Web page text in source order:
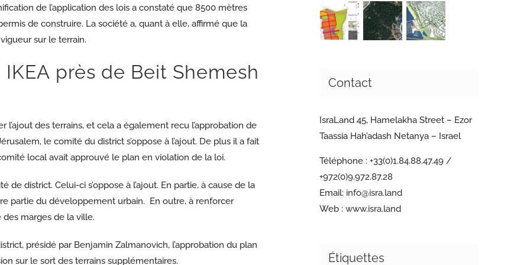
de l’application des lois a constaté que 8500 mètres
de construire. La société a, quant à elle, affirmé que la
sur le terrain.
près de Beit Shemesh
des terrains, et cela a également recu l’approbation de
le comité du district s’oppose à l’ajout. De plus il a fait
local avait approuvé le plan en violation de la loi.
de district. Celui-ci s’oppose à l’ajout. En partie, à cause de la
partie du développement urbain. En outre, à renforcer
marges de la ville.
présidé par Benjamin Zalmanovich, l’approbation du plan
sur le sort des terrains supplémentaires.
Contact
IsraLand 45, Hamelakha Street – Ezor
Taassia Hah’adash Netanya – Israel
Téléphone : +33(0)1.84.88.47.49 /
+972(0)9.972.87.28
Email: info@isra.land
Web : www.isra.land
Étiquettes